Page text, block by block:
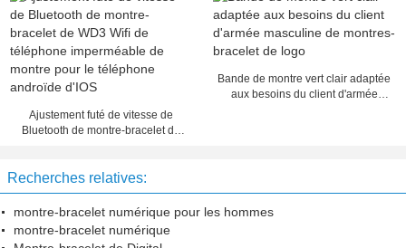
numérique de choc
Ajustement futé de vitesse de
Bluetooth de montre-bracelet de
téléphone androïde d'IOS
Bande de montre vert clair adaptée
aux besoins du client d'armée
Recherches relatives:
montre-bracelet numérique pour les hommes
montre-bracelet numérique